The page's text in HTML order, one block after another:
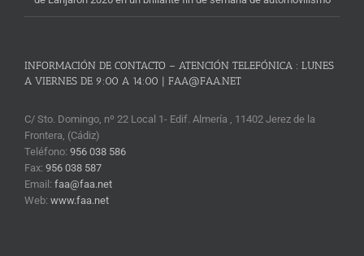
INFORMACIÓN DE CONTACTO – ATENCIÓN TELEFÓNICA : LUNES
A VIERNES DE 9:00 A 14:00 | FAA@FAA.NET
C/ Sto. Domingo, nº 22 Local 1- Edif. Almería , 11402 Jerez de la
Frontera, (Cádiz)
Teléfono: 956 038 586
Fax: 956 038 587
Email: faa@faa.net
Web: www.faa.net